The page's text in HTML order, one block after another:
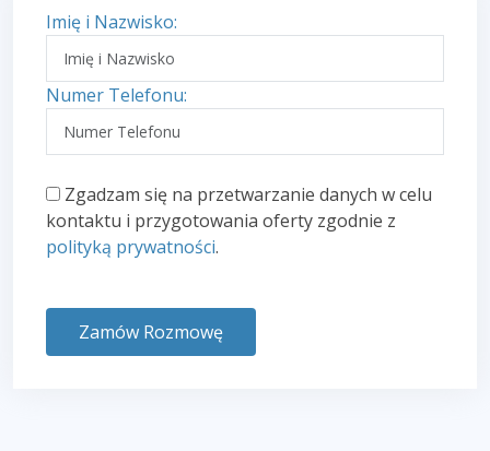
Imię i Nazwisko:
Numer Telefonu:
Zgadzam się na przetwarzanie danych w celu
kontaktu i przygotowania oferty zgodnie z
polityką prywatności.
Zamów Rozmowę